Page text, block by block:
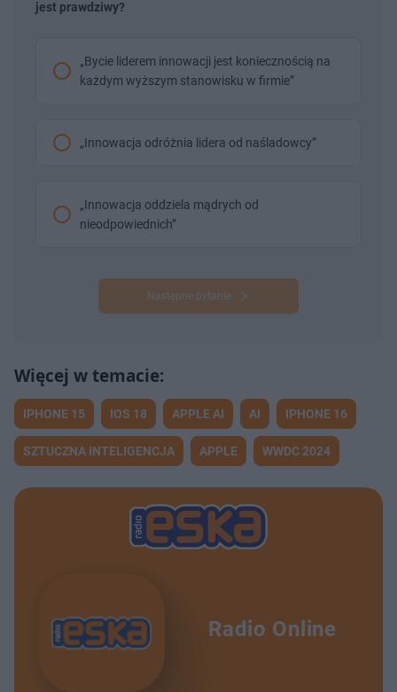
jest prawdziwy?
„Bycie liderem innowacji jest koniecznością na
każdym wyższym stanowisku w firmie”
„Innowacja odróżnia lidera od naśladowcy”
„Innowacja oddziela mądrych od
nieodpowiednich”
Następne pytanie
IPHONE 15 IOS 18 APPLE AI AI IPHONE 16
SZTUCZNA INTELIGENCJA APPLE WWDC 2024
Radio Online